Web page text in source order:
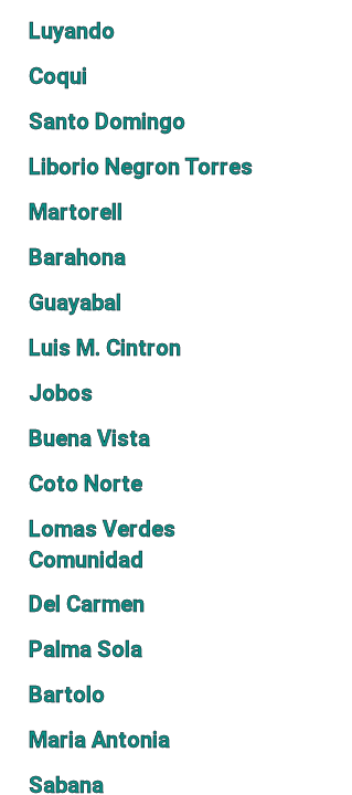
Luyando
Coqui
Santo Domingo
Liborio Negron Torres
Martorell
Barahona
Guayabal
Luis M. Cintron
Jobos
Buena Vista
Coto Norte
Lomas Verdes
Comunidad
Del Carmen
Palma Sola
Bartolo
Maria Antonia
Sabana